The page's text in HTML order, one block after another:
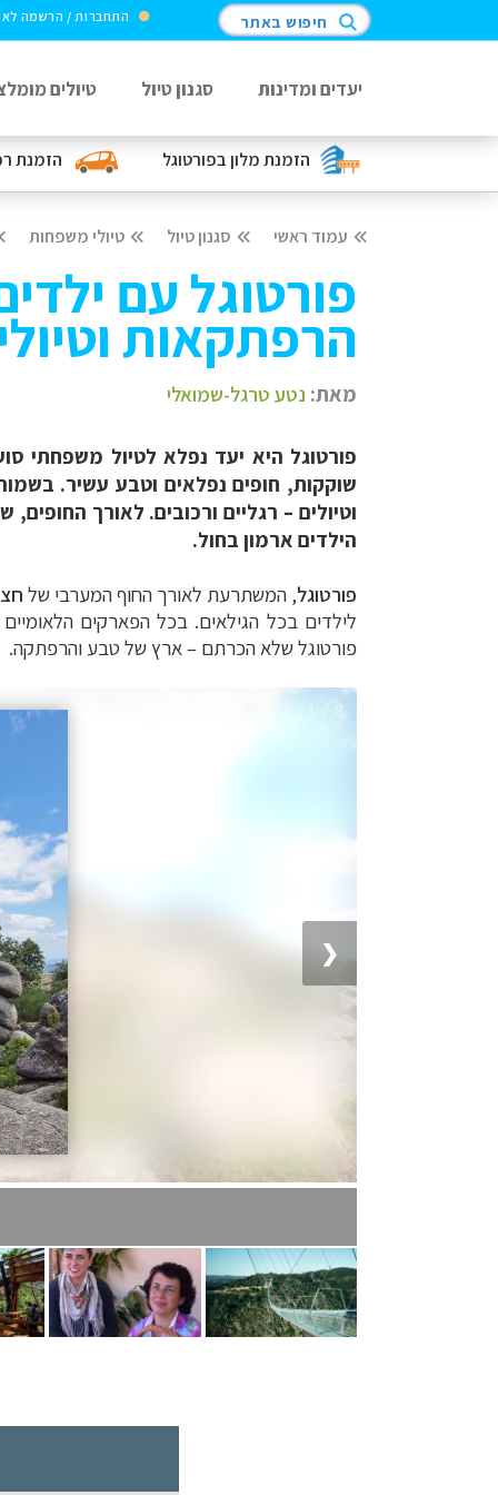
הזמנת מלוןבפורטוגל הזמנת
התחברות / הרשמה חיפוש באתר
יעדים ומדינות סגנון טיול טיולים
עמוד ראשי סגנון טיול טיולי משפחות
פורטוגל עם
הרפתקאות
מאת: נטע טרגל-שמואלי
פורטוגל היא יעד נפלא לטיול משפחתי
שוקקות, חופים נפלאים וטבע עשיר.
וטיולים – רגליים ורכובים. לאורך
הילדים ארמון בחול.
פורטוגל, המשתרעת לאורך החוף המערבי של
לילדים בכל הגילאים. בכל הפארקים
פורטוגל שלא הכרתם – ארץ של טבע והרפתקה.
1 / 8
❮